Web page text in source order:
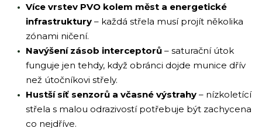
Více vrstev PVO kolem měst a energetické
infrastruktury – každá střela musí projít několika
zónami ničení.
Navýšení zásob interceptorů – saturační útok
funguje jen tehdy, když obránci dojde munice dřív
než útočníkovi střely.
Hustší síť senzorů a včasné výstrahy – nízkoletící
střela s malou odrazivostí potřebuje být zachycena
co nejdříve.